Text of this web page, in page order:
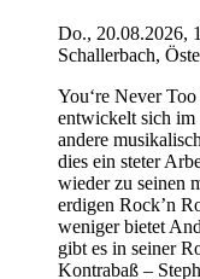
Do., 20.08.2026,
Schallerbach,
You‘re Never
entwickelt sich im
andere
dies ein steter
wieder zu seinen
erdigen Rock’n
weniger bietet
gibt es in seiner
Kontrabaß –